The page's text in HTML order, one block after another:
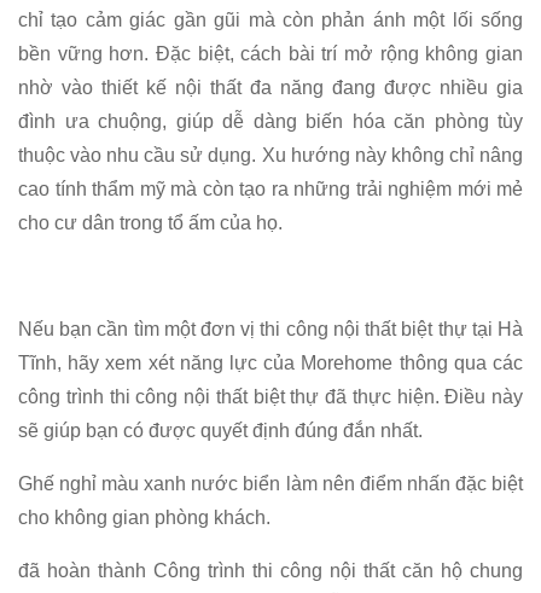
chỉ tạo cảm giác gần gũi mà còn phản ánh một lối sống
bền vững hơn. Đặc biệt, cách bài trí mở rộng không gian
nhờ vào thiết kế nội thất đa năng đang được nhiều gia
đình ưa chuộng, giúp dễ dàng biến hóa căn phòng tùy
thuộc vào nhu cầu sử dụng. Xu hướng này không chỉ nâng
cao tính thẩm mỹ mà còn tạo ra những trải nghiệm mới mẻ
cho cư dân trong tổ ấm của họ.
Nếu bạn cần tìm một đơn vị thi công nội thất biệt thự tại Hà
Tĩnh, hãy xem xét năng lực của Morehome thông qua các
công trình thi công nội thất biệt thự đã thực hiện. Điều này
sẽ giúp bạn có được quyết định đúng đắn nhất.
Ghế nghỉ màu xanh nước biển làm nên điểm nhấn đặc biệt
cho không gian phòng khách.
đã hoàn thành Công trình thi công nội thất căn hộ chung